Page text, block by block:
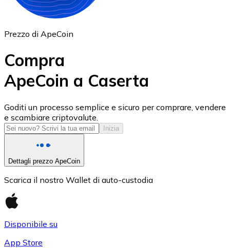
USD Coin
USDC
Prezzo di ApeCoin
Compra
ApeCoin a Caserta
Goditi un processo semplice e sicuro per comprare, vendere
e scambiare criptovalute.
Inizia
Dettagli prezzo ApeCoin
Scarica il nostro Wallet di auto-custodia
Disponibile su
App Store